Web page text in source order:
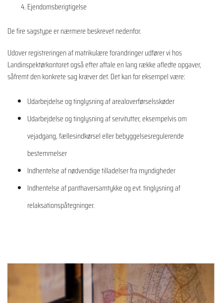
Ejendomsberigtigelse
De fire sagstype er nærmere beskrevet nedenfor.
Udover registreringen af matrikulære forandringer udfører vi hos
Landinspektørkontoret også efter aftale en lang række afledte opgaver,
såfremt den konkrete sag kræver det. Det kan for eksempel være:
Udarbejdelse og tinglysning af arealoverførselsskøder
Udarbejdelse og tinglysning af servitutter, eksempelvis om
vejadgang, fællesindkørsel eller bebyggelsesregulerende
bestemmelser
Indhentelse af nødvendige tilladelser fra myndigheder
Indhentelse af panthaversamtykke og evt. tinglysning af
relaksationspåtegninger.